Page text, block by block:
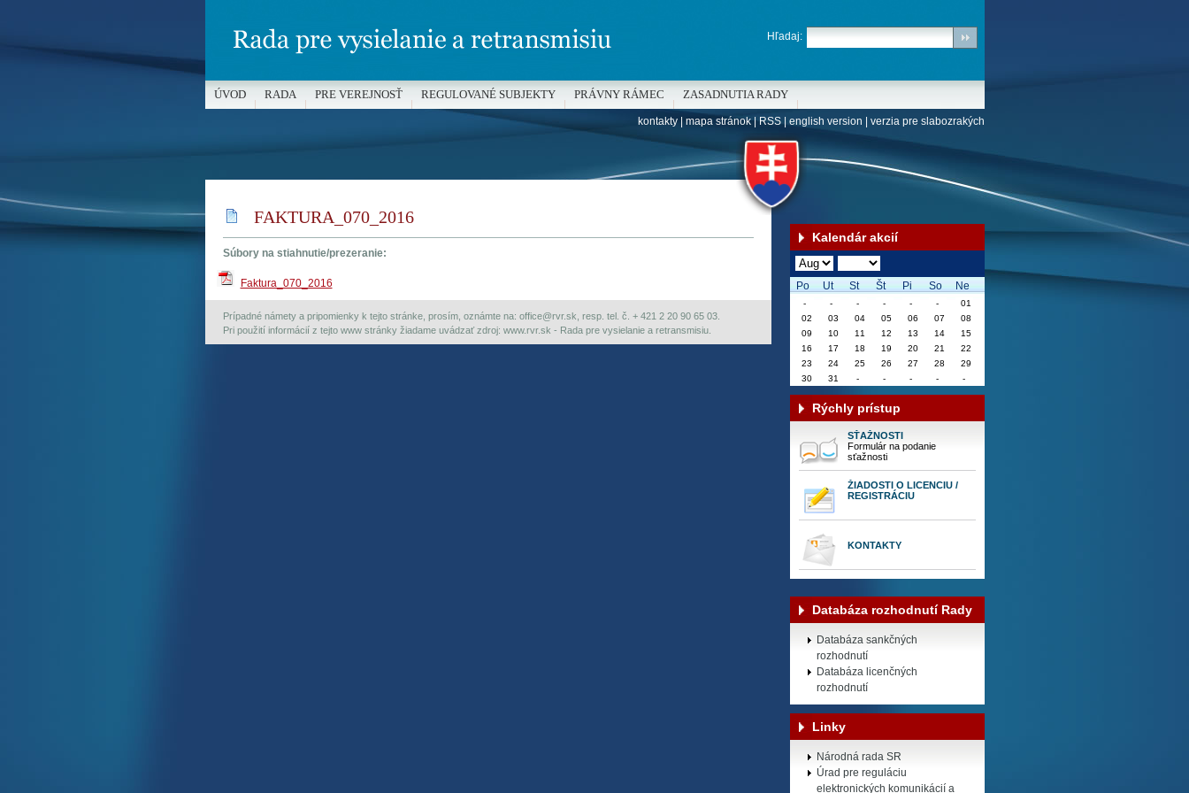
FAKTURA_070_2016
Súbory na stiahnutie/prezeranie:
Faktura_070_2016
Prípadné námety a pripomienky k tejto stránke, prosím, oznámte na: office@rvr.sk, resp. tel. č. + 421 2 20 90 65 03.
Pri použití informácií z tejto www stránky žiadame uvádzať zdroj: www.rvr.sk - Rada pre vysielanie a retransmisiu.
Kalendár akcií
Po Ut St Št Pi So Ne
Rýchly prístup
SŤAŽNOSTI
Formulár na podanie
sťažnosti
ŽIADOSTI O LICENCIU /
REGISTRÁCIU
KONTAKTY
Databáza rozhodnutí Rady
Databáza sankčných
rozhodnutí
Databáza licenčných
rozhodnutí
Linky
Národná rada SR
Úrad pre reguláciu
elektronických komunikácií a
Hľadaj:
ÚVOD RADA PRE VEREJNOSŤ REGULOVANÉ SUBJEKTY PRÁVNY RÁMEC ZASADNUTIA RADY
kontakty| mapa stránok|RSS| english version verzia pre slabozrakých